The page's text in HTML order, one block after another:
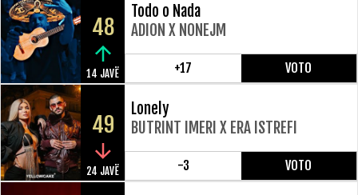
48
14 JAVË
Todo o Nada
ADION X NONEJM
+17 VOTO
49
24 JAVË
Lonely
BUTRINT IMERI X ERA ISTREFI
-3 VOTO